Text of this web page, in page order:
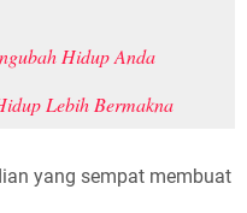
Hidup Anda
Lebih Bermakna
yang sempat membuat